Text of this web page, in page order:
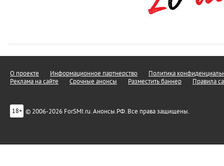
О проекте Информационное партнерство
Политика
Реклама на сайте
Срочные анонсы Разместить баннер Правила
18+ © 2006-2026 ForSMI.ru. Анонсы.РФ. Все права защищены.